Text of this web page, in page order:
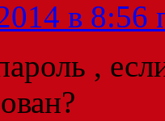
в 8:56
,